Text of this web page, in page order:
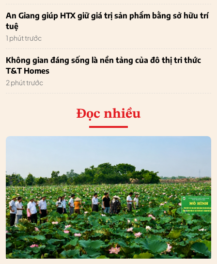
An Giang giúp HTX giữ giá trị sản phẩm bằng sở hữu trí
tuệ
1 phút trước
Không gian đáng sống là nền tảng của đô thị tri thức
T&T Homes
2 phút trước
Đọc nhiều